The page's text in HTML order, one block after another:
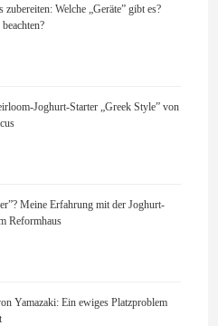
zubereiten: Welche „Geräte” gibt es?
Joghurt-Starter „Greek Style” von
Meine Erfahrung mit der Joghurt-
Reformhaus
Yamazaki: Ein ewiges Platzproblem